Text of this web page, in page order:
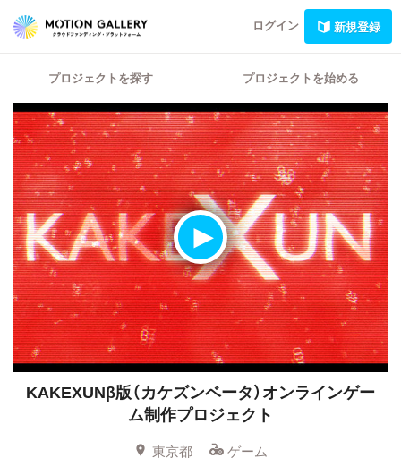
ログイン 新規登録
プロジェクトを探す プロジェクトを始める
KAKEXUNβ版（カケズンベータ）オンラインゲー
ム制作プロジェクト
東京都
ゲーム